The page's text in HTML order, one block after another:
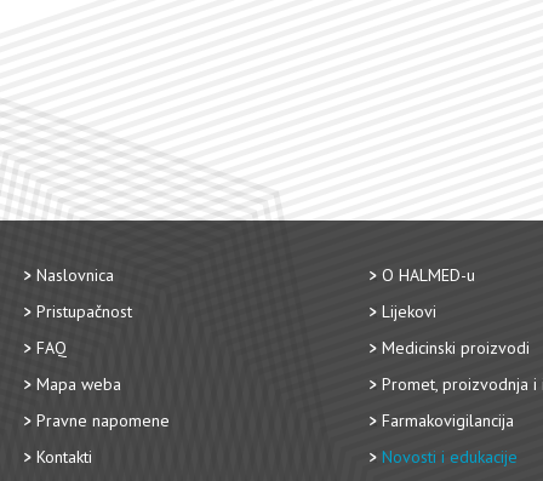
Naslovnica
Pristupačnost
FAQ
Mapa weba
Pravne napomene
Kontakti
O HALMED-u
Lijekovi
Medicinski proizvodi
Promet, proizvodnja i
Farmakovigilancija
Novosti i edukacije